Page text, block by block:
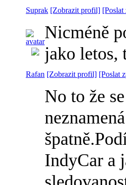
Suprak [Zobrazit profil] [Poslat
Nicméně
jako letos,
Rafan [Zobrazit profil] [Poslat
No to že
IndyCar a